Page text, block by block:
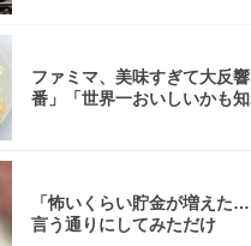
ファミマ、美味すぎて大反
番」「世界一おいしいかも知
「怖いくらい貯金が増えた
言う通りにしてみただけ